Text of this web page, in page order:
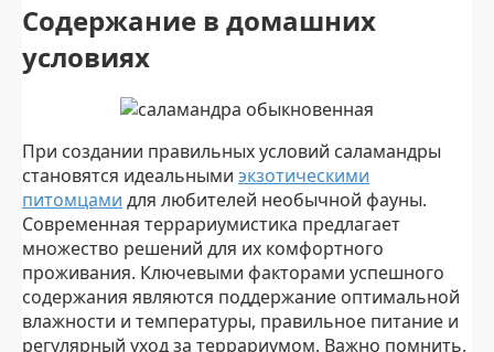
Содержание в домашних
условиях
При создании правильных условий саламандры
становятся идеальными экзотическими
питомцами для любителей необычной фауны.
Современная террариумистика предлагает
множество решений для их комфортного
проживания. Ключевыми факторами успешного
содержания являются поддержание оптимальной
влажности и температуры, правильное питание и
регулярный уход за террариумом. Важно помнить,